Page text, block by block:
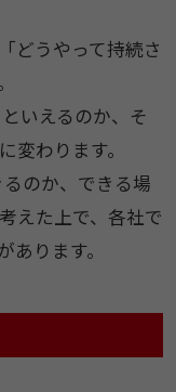
どうやって持続さ
いえるのか、そ
変わります。
のか、できる場
えた上で、各社で
ります。